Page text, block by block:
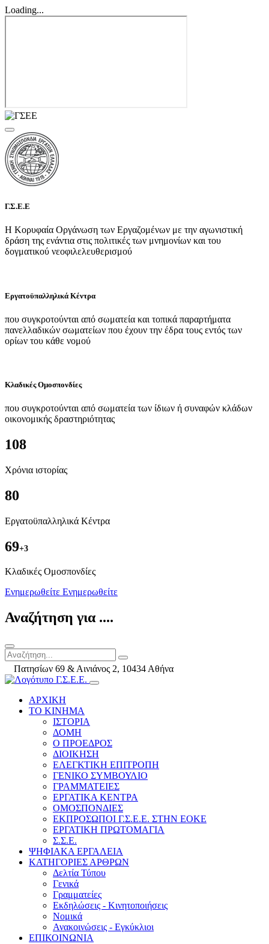
Loading...
Γ.Σ.Ε.Ε
Η Κορυφαία Οργάνωση των Εργαζομένων με την αγωνιστική
δράση της ενάντια στις πολιτικές των μνημονίων και του
δογματικού νεοφιλελευθερισμού
Εργατοϋπαλληλικά Κέντρα
που συγκροτούνται από σωματεία και τοπικά παραρτήματα
πανελλαδικών σωματείων που έχουν την έδρα τους εντός των
ορίων του κάθε νομού
Κλαδικές Ομοσπονδίες
που συγκροτούνται από σωματεία των ίδιων ή συναφών κλάδων
οικονομικής δραστηριότητας
108
Χρόνια ιστορίας
80
Εργατοϋπαλληλικά Κέντρα
69+3
Kλαδικές Ομοσπονδίες
Ενημερωθείτε Ενημερωθείτε
Αναζήτηση για ....
Πατησίων 69 & Αινιάνος 2, 10434 Αθήνα
ΑΡΧΙΚΗ
ΤΟ ΚΙΝΗΜΑ
ΙΣΤΟΡΙΑ
ΔΟΜΗ
Ο ΠΡΟΕΔΡΟΣ
ΔΙΟΙΚΗΣΗ
ΕΛΕΓΚΤΙΚΗ ΕΠΙΤΡΟΠΗ
ΓΕΝΙΚΟ ΣΥΜΒΟΥΛΙΟ
ΓΡΑΜΜΑΤΕΙΕΣ
ΕΡΓΑΤΙΚΑ ΚΕΝΤΡΑ
ΟΜΟΣΠΟΝΔΙΕΣ
ΕΚΠΡΟΣΩΠΟΙ Γ.Σ.Ε.Ε. ΣΤΗΝ ΕΟΚΕ
ΕΡΓΑΤΙΚΗ ΠΡΩΤΟΜΑΓΙΑ
Σ.Σ.Ε.
ΨΗΦΙΑΚΑ ΕΡΓΑΛΕΙΑ
ΚΑΤΗΓΟΡΙΕΣ ΑΡΘΡΩΝ
Δελτία Τύπου
Γενικά
Γραμματείες
Εκδηλώσεις - Κινητοποιήσεις
Νομικά
Ανακοινώσεις - Εγκύκλιοι
ΕΠΙΚΟΙΝΩΝΙΑ